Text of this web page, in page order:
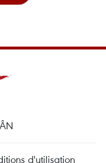
d'utilisation